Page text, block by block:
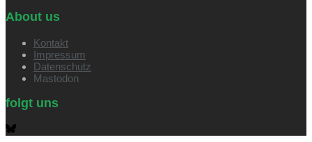
About us
Kontakt
Impressum
Datenschutz
Mastodon
folgt uns